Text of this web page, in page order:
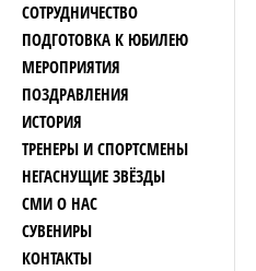
СОТРУДНИЧЕСТВО
ПОДГОТОВКА К ЮБИЛЕЮ
МЕРОПРИЯТИЯ
ПОЗДРАВЛЕНИЯ
ИСТОРИЯ
ТРЕНЕРЫ И СПОРТСМЕНЫ
НЕГАСНУЩИЕ ЗВЁЗДЫ
СМИ О НАС
СУВЕНИРЫ
КОНТАКТЫ